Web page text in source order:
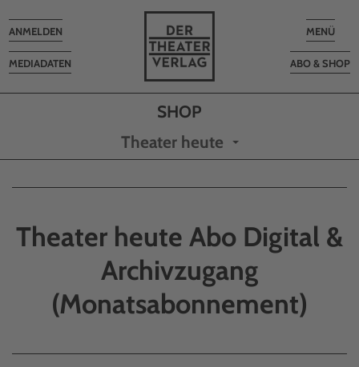
Toggle
MENÜ
ABO & SHOP
MEDIADATEN
Toggle
navigation
ANMELDEN
Theater heute
Theater heute Abo Digital &
Archivzugang
(Monatsabonnement)